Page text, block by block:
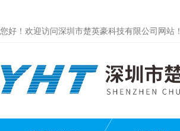
您好！欢迎访问深圳市楚英豪科技有限公司网站！